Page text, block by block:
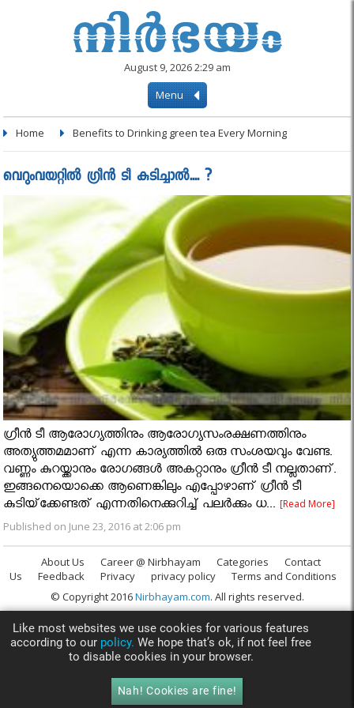
August 9, 2026 2:29 am
Menu
Home Benefits to Drinking green tea Every Morning
വെറുംവയറ്റില്‍ ഗ്രീന്‍ ടീ കുടിച്ചാല്‍.... ?
ഗ്രീന്‍ ടീ ആരോഗ്യത്തിനും ആരോഗ്യസംരക്ഷണത്തിനും
അത്യുത്തമമാണ് എന്ന കാര്യത്തില്‍ ഒരു സംശയവും വേണ്ട.
വണ്ണം കുറയ്ക്കാനും രോഗങ്ങള്‍ അകറ്റാനും ഗ്രീന്‍ ടീ നല്ലതാണ്.
ഇങ്ങനെയൊക്കെ ആണെങ്കിലും എപ്പോഴാണ് ഗ്രീന്‍ ടീ
കുടിയ്‌ക്കേണ്ടത് എന്നതിനെക്കുറിച്ച് പലര്‍ക്കും ധ...[Read More]
Published on June 23, 2016 at 2:06 pm
About Us Career @ Nirbhayam Categories
Contact
Us
Feedback Privacy privacy policy
Terms and Conditions
© Copyright 2016Nirbhayam.com. All rights reserved.
Like most websites we use cookies for various features
according to our policy. We hope that’s ok, if not feel free
to disable cookies in your browser.
Nah! Cookies are fine!